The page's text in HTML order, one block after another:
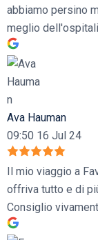
abbiamo persino
meglio
Ava Hauman
09:50 16 Jul 24
Il mio viaggio a
offriva tutto e di
Consiglio